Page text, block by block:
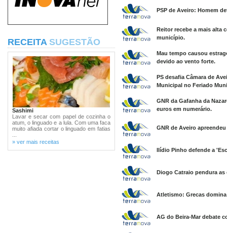
RECEITA SUGESTÃO
Sashimi
Lavar e secar com papel de cozinha o
atum, o linguado e a lula. Com uma faca
muito afiada cortar o linguado em fatias
» ver mais receitas
PSP de Aveiro: Homem
Reitor recebe a mais alta
município.
Mau tempo causou
devido ao vento forte.
PS desafia Câmara de
Municipal no Feriado
GNR da Gafanha da
euros em numerário.
GNR de Aveiro
Ilídio Pinho defende a
Diogo Catraio pendura as
Atletismo: Grecas
AG do Beira-Mar debate